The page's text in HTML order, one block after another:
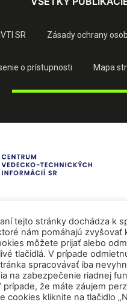
SR Zásady ochrany
o prístupnosti Mapa
tejto stránky dochádza k
nám pomáhajú zvyšovať
môžete prijať alebo
tlačidlá. V prípade
spracovávať iba
na zabezpečenie riadnej
prípade, že máte záujem
cookies kliknite na tlačidlo